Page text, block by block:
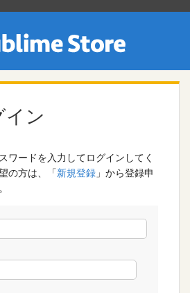
イン
ワードを入力してログインしてく
の方は、「新規登録 」から登録申